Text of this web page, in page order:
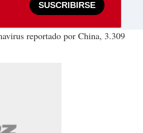
SUSCRIBIRSE
reportado por China, 3.309